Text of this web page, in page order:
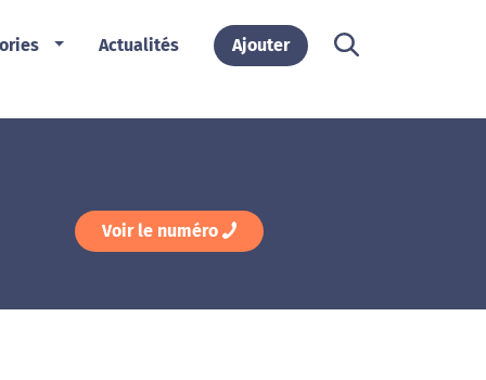
Actualités Ajouter
Voir le numéro